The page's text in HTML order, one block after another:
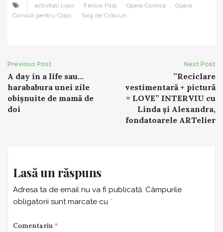
activitati copii Felicia Filip Opera Comica
Opera
Comică pentru Copii
Targ de Crăciun
Post
navigation
Previous Post
A day in a life sau…
harababura unei zile
obișnuite de mamă de
doi
Next Post
”Reciclare
vestimentară + pictură
= LOVE” INTERVIU cu
Linda și Alexandra,
fondatoarele ARTelier
Lasă un răspuns
Adresa ta de email nu va fi publicată. Câmpurile
obligatorii sunt marcate cu *
Comentariu *